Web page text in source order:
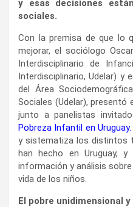
y esas decisiones
sociales.
Con la premisa de que lo
mejorar, el sociólogo
Interdisciplinario de
Interdisciplinario, Udelar) y
del Área
Sociales (Udelar), presentó
junto a panelistas
Pobreza Infantil en Uruguay.
y sistematiza los distintos
han hecho en Uruguay,
información y análisis
vida de los niños.
El pobre unidimensional